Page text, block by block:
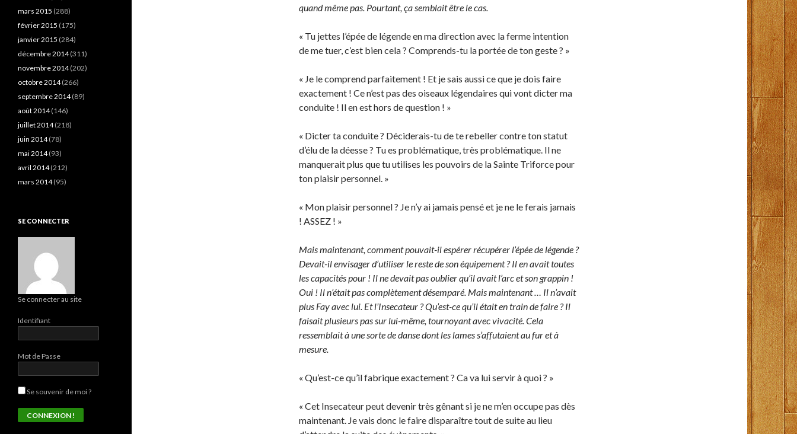
quand même pas. Pourtant, ça semblait être le cas.
« Tu jettes l’épée de légende en ma direction avec la ferme intention
de me tuer, c’est bien cela ? Comprends-tu la portée de ton geste ? »
« Je le comprend parfaitement ! Et je sais aussi ce que je dois faire
exactement ! Ce n’est pas des oiseaux légendaires qui vont dicter ma
conduite ! Il en est hors de question ! »
« Dicter ta conduite ? Déciderais-tu de te rebeller contre ton statut
d’élu de la déesse ? Tu es problématique, très problématique. Il ne
manquerait plus que tu utilises les pouvoirs de la Sainte Triforce pour
ton plaisir personnel. »
« Mon plaisir personnel ? Je n’y ai jamais pensé et je ne le ferais jamais
! ASSEZ ! »
Mais maintenant, comment pouvait-il espérer récupérer l’épée de légende ?
Devait-il envisager d’utiliser le reste de son équipement ? Il en avait toutes
les capacités pour ! Il ne devait pas oublier qu’il avait l’arc et son grappin !
Oui ! Il n’était pas complètement désemparé. Mais maintenant … Il n’avait
plus Fay avec lui. Et l’Insecateur ? Qu’est-ce qu’il était en train de faire ? Il
faisait plusieurs pas sur lui-même, tournoyant avec vivacité. Cela
ressemblait à une sorte de danse dont les lames s’affutaient au fur et à
mesure.
« Qu’est-ce qu’il fabrique exactement ? Ca va lui servir à quoi ? »
« Cet Insecateur peut devenir très gênant si je ne m’en occupe pas dès
maintenant. Je vais donc le faire disparaître tout de suite au lieu
mars 2015 (288)
février 2015 (175)
janvier 2015 (284)
décembre 2014(311)
novembre 2014(202)
octobre 2014(266)
septembre 2014(89)
août 2014(146)
juillet 2014(218)
juin 2014(78)
mai 2014(93)
avril 2014(212)
mars 2014(95)
SE CONNECTER
Se connecter au site
Identifiant
Mot de Passe
Se souvenir de moi ?